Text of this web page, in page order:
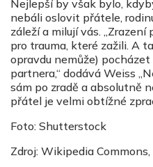
Nejlepší by však bylo,
nebáli oslovit přátele,
záleží a milují vás.
pro trauma, které zažili. A
opravdu nemůže)
partnera,“ dodává Weiss
sám po zradě a absolutně
přátel je velmi obtížné
Foto: Shutterstock
Zdroj: Wikipedia